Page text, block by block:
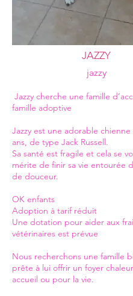
JAZZY
jazzy
Jazzy cherche une famille
famille adoptive
Jazzy est une adorable
ans, de type Jack Russell.
Sa santé est fragile et cela se
mérite de finir sa vie entourée
de douceur.
OK enfants
Adoption à tarif réduit
Une dotation pour aider aux
vétérinaires est prévue
Nous recherchons une famille
prête à lui offrir un foyer
accueil ou pour la vie.